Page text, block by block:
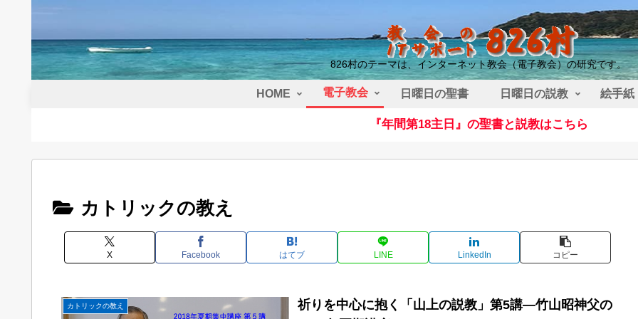
826村のテーマは、インターネット教会（電子教会）の研究です。
HOME 電子教会 日曜日の聖書 日曜日の説教 絵手紙
『年間第18主日』の聖書と説教はこちら
カトリックの教え
X Facebook はてブ LINE LinkedIn コピー
カトリックの教え
祈りを中心に抱く「山上の説教」第5講—竹山昭神父の